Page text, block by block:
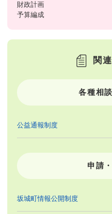
財政計画
予算編成
関
各種相
公益通報制度
申請
坂城町情報公開制度